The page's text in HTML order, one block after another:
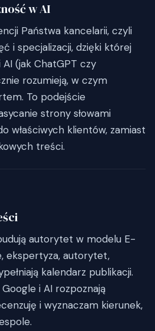
w AI
Państwa kancelarii, czyli
i specjalizacji, dzięki której
(jak ChatGPT czy
rozumieją, w czym
To podejście
strony słowami
właściwych klientów, zamiast
treści.
autorytet w modelu E-
ekspertyza, autorytet,
kalendarz publikacji.
i AI rozpoznają
i wyznaczam kierunek,